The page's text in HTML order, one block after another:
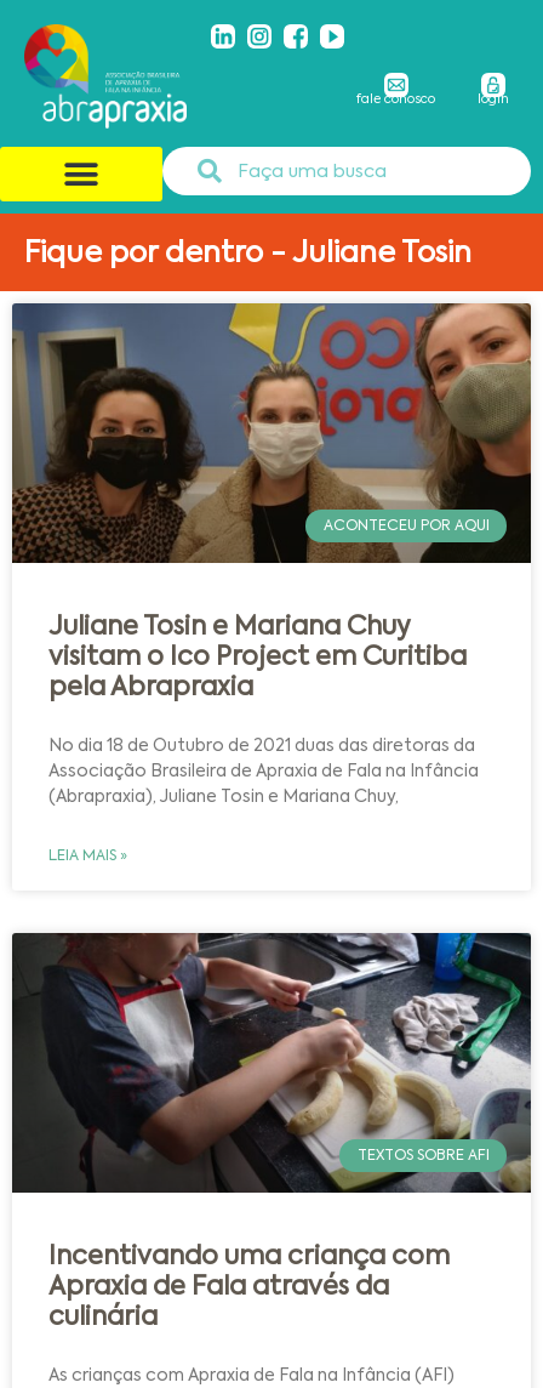
fale conosco login
Fique por dentro - Juliane Tosin
ACONTECEU POR AQUI
Juliane Tosin e Mariana Chuy
visitam o Ico Project em Curitiba
pela Abrapraxia
No dia 18 de Outubro de 2021 duas das diretoras da
Associação Brasileira de Apraxia de Fala na Infância
(Abrapraxia), Juliane Tosin e Mariana Chuy,
LEIA MAIS »
TEXTOS SOBRE AFI
Incentivando uma criança com
Apraxia de Fala através da
culinária
As crianças com Apraxia de Fala na Infância (AFI)